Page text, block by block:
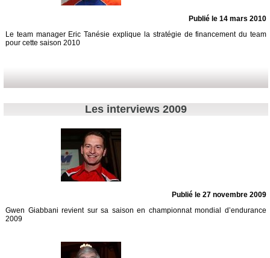
Publié le 14 mars 2010
Le team manager Eric Tanésie explique la stratégie de financement du team
pour cette saison 2010
Les interviews 2009
Publié le 27 novembre 2009
Gwen Giabbani revient sur sa saison en championnat mondial d’endurance
2009